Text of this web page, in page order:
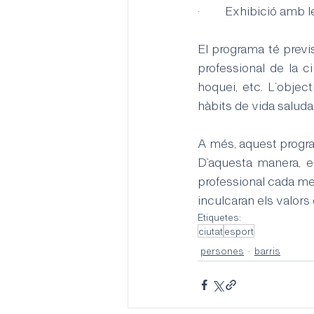
·         Exhibició
El programa té
professional de la
hoquei, etc.
hàbits de vida
A més, aquest
D’aquesta
professional cada
inculcaran els valors
Etiquetes:
ciutatesport
persones
barris